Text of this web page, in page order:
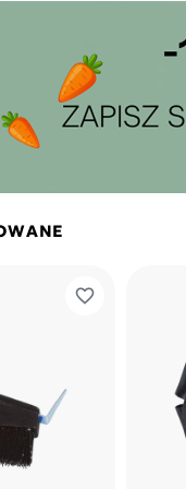
favorite_border